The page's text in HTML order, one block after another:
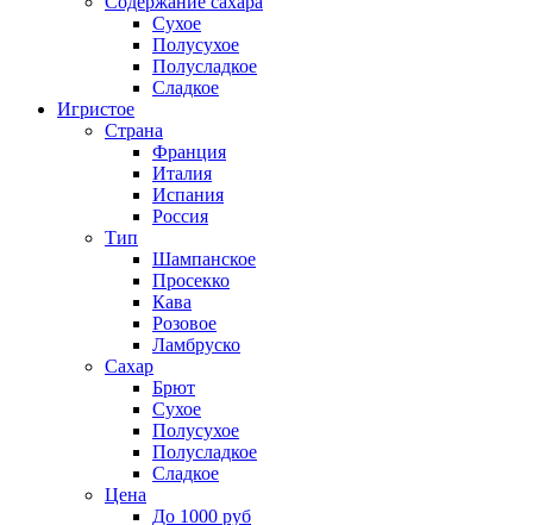
Сухое
Полусухое
Полусладкое
Сладкое
Игристое
Страна
Франция
Италия
Испания
Россия
Тип
Шампанское
Просекко
Кава
Розовое
Ламбруско
Сахар
Брют
Сухое
Полусухое
Полусладкое
Сладкое
Цена
До 1000 руб